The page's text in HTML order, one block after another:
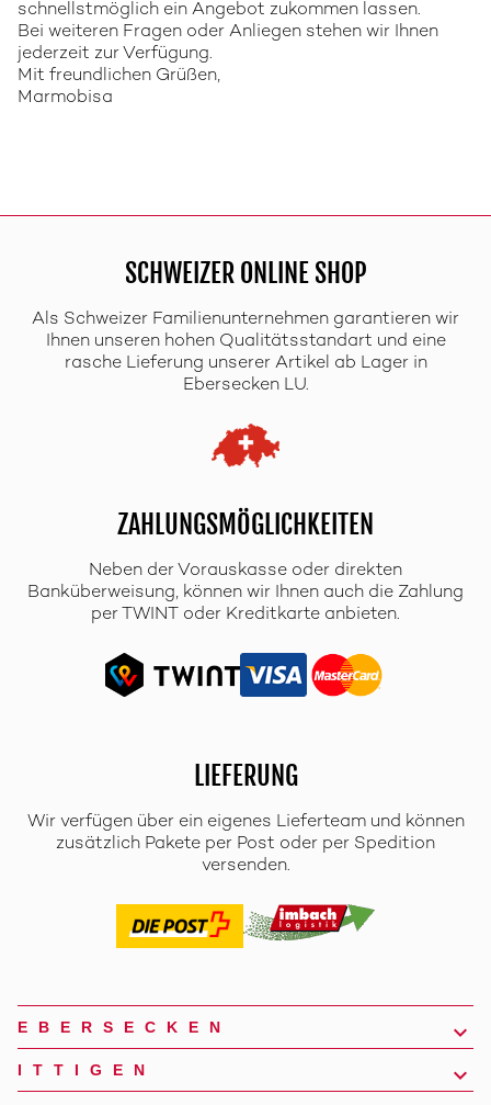
schnellstmöglich ein Angebot zukommen lassen.
Bei weiteren Fragen oder Anliegen stehen wir Ihnen
jederzeit zur Verfügung.
Mit freundlichen Grüßen,
Marmobisa
SCHWEIZER ONLINE SHOP
Als Schweizer Familienunternehmen garantieren wir
Ihnen unseren hohen Qualitätsstandart und eine
rasche Lieferung unserer Artikel ab Lager in
Ebersecken LU.
ZAHLUNGSMÖGLICHKEITEN
Neben der Vorauskasse oder direkten
Banküberweisung, können wir Ihnen auch die Zahlung
per TWINT oder Kreditkarte anbieten.
LIEFERUNG
Wir verfügen über ein eigenes Lieferteam und können
zusätzlich Pakete per Post oder per Spedition
versenden.
EBERSECKEN
ITTIGEN